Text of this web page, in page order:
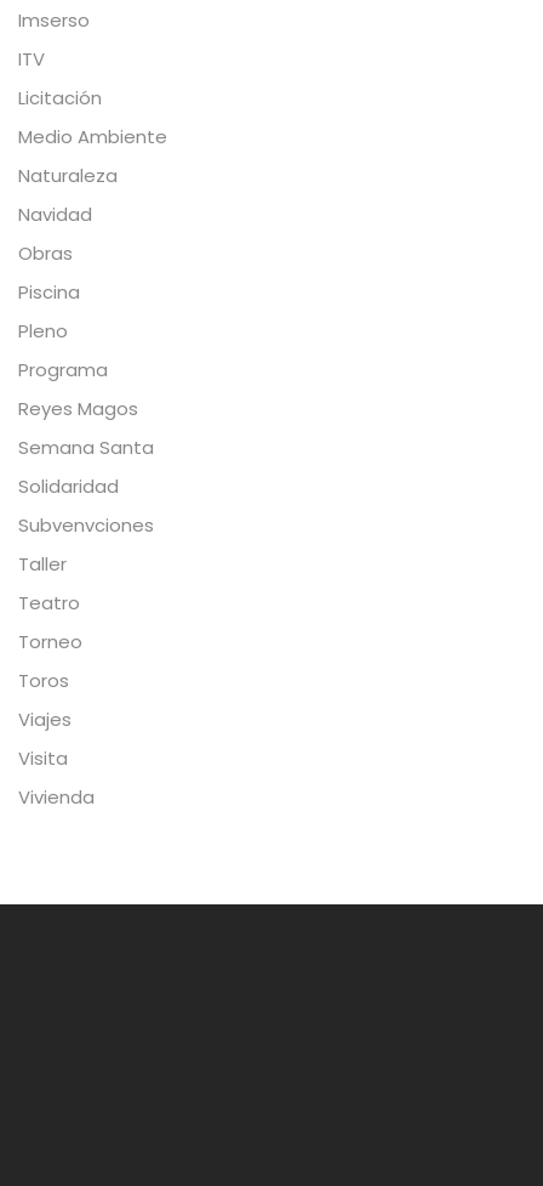
Imserso
ITV
Licitación
Medio Ambiente
Naturaleza
Navidad
Obras
Piscina
Pleno
Programa
Reyes Magos
Semana Santa
Solidaridad
Subvenvciones
Taller
Teatro
Torneo
Toros
Viajes
Visita
Vivienda